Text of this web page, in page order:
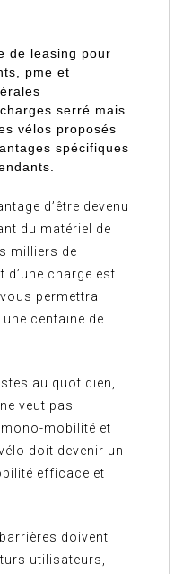
de leasing pour
pme et
serré mais
vélos proposés
spécifiques
d’être devenu
du matériel de
milliers de
charge est
permettra
centaine de
au quotidien,
veut pas
mobilité et
doit devenir un
efficace et
doivent
utilisateurs,